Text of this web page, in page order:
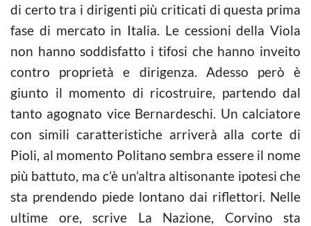
di certo tra i dirigenti più criticati di questa prima
fase di mercato in Italia. Le cessioni della Viola
non hanno soddisfatto i tifosi che hanno inveito
contro proprietà e dirigenza. Adesso però è
giunto il momento di ricostruire, partendo dal
tanto agognato vice Bernardeschi. Un calciatore
con simili caratteristiche arriverà alla corte di
Pioli, al momento Politano sembra essere il nome
più battuto, ma c’è un’altra altisonante ipotesi che
sta prendendo piede lontano dai riflettori. Nelle
ultime ore, scrive La Nazione, Corvino sta